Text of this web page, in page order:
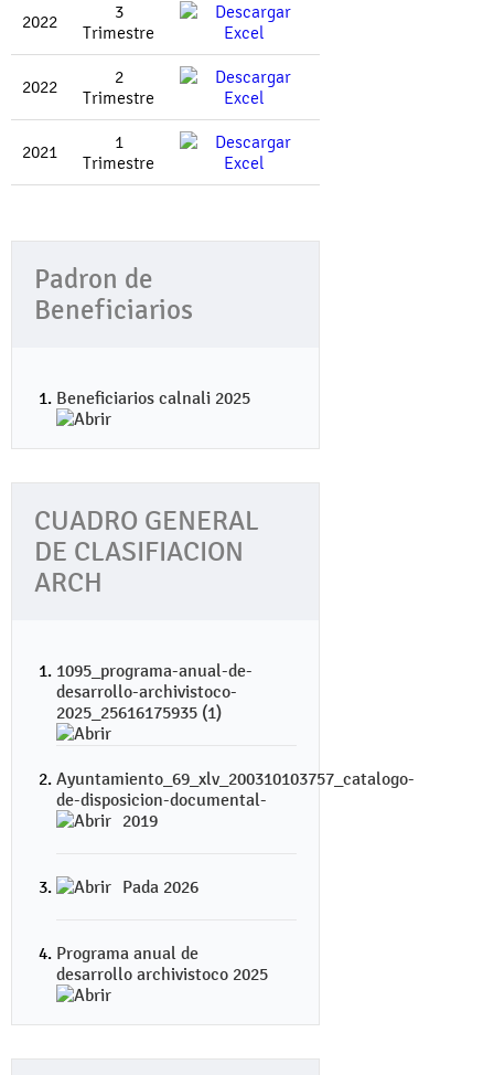
2022
3
Trimestre
2022
2
Trimestre
2021
1
Trimestre
Padron de
Beneficiarios
Beneficiarios calnali 2025
CUADRO GENERAL
DE CLASIFIACION
ARCH
1095_programa-anual-de-
desarrollo-archivistoco-
2025_25616175935 (1)
Ayuntamiento_69_xlv_200310103757_catalogo-
de-disposicion-documental-
2019
Pada 2026
Programa anual de
desarrollo archivistoco 2025